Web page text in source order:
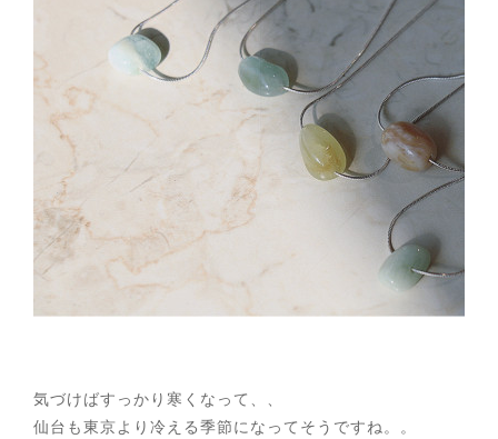
気づけばすっかり寒くなって、、
仙台も東京より冷える季節になってそうですね。。